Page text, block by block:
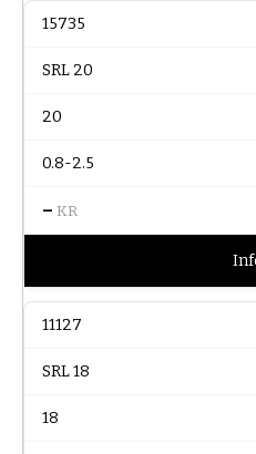
15735
SRL 20
20
0.8-2.5
– KR
11127
SRL 18
18